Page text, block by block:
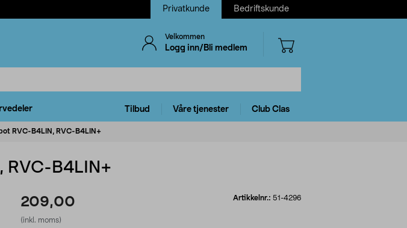
Privatkunde Bedriftskunde
Velkommen
Logg inn/Bli medlem
Tilbud Våre tjenester Club Clas
RVC-B4LIN, RVC-B4LIN+
RVC-B4LIN+
209,00
(inkl. moms)
Artikkelnr.: 51-4296